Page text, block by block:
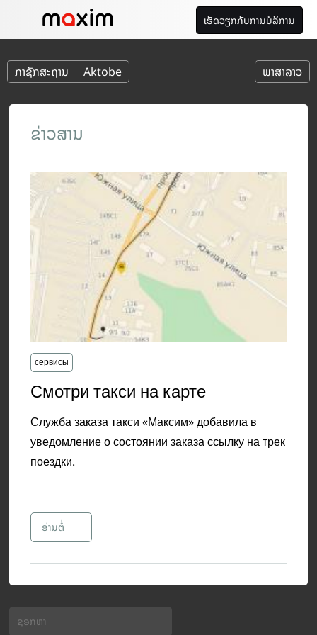
ເຮັດວຽກກັບການບໍລິການ
ກາຊັກສະຖານ Aktobe ພາສາລາວ
ຂ່າວສານ
сервисы
​Смотри такси на карте
Служба заказа такси «Максим» добавила в
уведомление о состоянии заказа ссылку на трек
поездки.
ອ່ານຕໍ່